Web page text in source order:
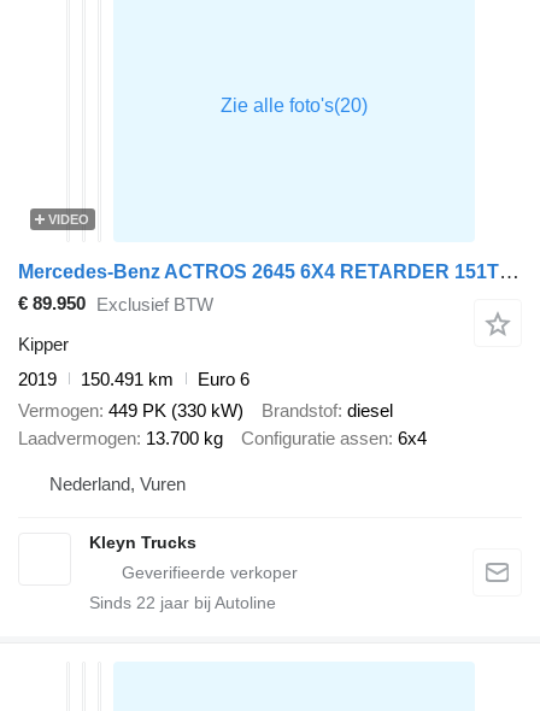
VIDEO
Mercedes-Benz ACTROS 2645 6X4 RETARDER 151TKM
€ 89.950 Exclusief BTW
Kipper
2019
150.491 km
Euro 6
Vermogen 449 PK (330 kW) Brandstof diesel
Laadvermogen 13.700 kg Configuratie assen 6x4
Nederland, Vuren
Kleyn Trucks
Sinds 22 jaar bij Autoline